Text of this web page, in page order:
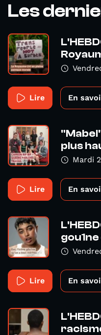
Les
Lire En
plus
Mardi
Lire En
Lire En